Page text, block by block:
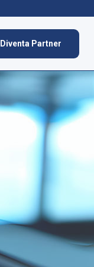
Diventa Partner